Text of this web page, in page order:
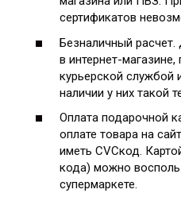
сертификатов
Безналичный
в интернет-
курьерской службой
наличии у них такой
Оплата подарочной
оплате товара на
иметь CVCкод.
кода) можно
супермаркете.